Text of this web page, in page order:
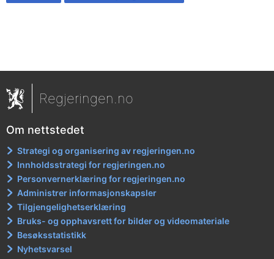
Regjeringen.no
Om nettstedet
Strategi og organisering av regjeringen.no
Innholdsstrategi for regjeringen.no
Personvernerklæring for regjeringen.no
Administrer informasjonskapsler
Tilgjengelighetserklæring
Bruks- og opphavsrett for bilder og videomateriale
Besøksstatistikk
Nyhetsvarsel